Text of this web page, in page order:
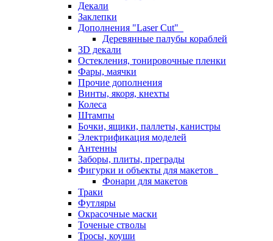
Декали
Заклепки
Дополнения "Laser Cut"
Деревянные палубы кораблей
3D декали
Остекления, тонировочные пленки
Фары, маячки
Прочие дополнения
Винты, якоря, кнехты
Колеса
Штампы
Бочки, ящики, паллеты, канистры
Электрификация моделей
Антенны
Заборы, плиты, преграды
Фигурки и объекты для макетов
Фонари для макетов
Траки
Футляры
Окрасочные маски
Точеные стволы
Тросы, коуши